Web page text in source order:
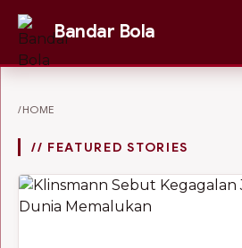
Bandar Bola
/HOME
// FEATURED STORIES